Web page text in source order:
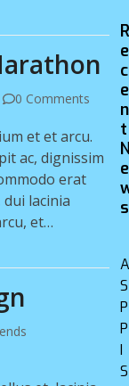
0 Comments
et et arcu.
ac, dignissim
erat
lacinia
et…
e
c
e
n
t
e
s
S
P
P
I
S